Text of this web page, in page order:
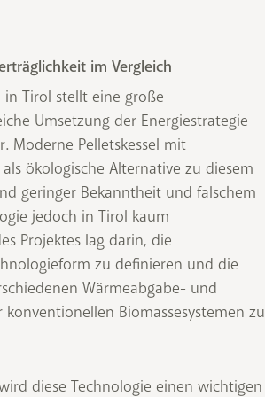
im Vergleich
Tirol stellt eine große
Umsetzung der Energiestrategie
Moderne Pelletskessel mit
ökologische Alternative zu diesem
geringer Bekanntheit und falschem
jedoch in Tirol kaum
Projektes lag darin, die
zu definieren und die
Wärmeabgabe- und
konventionellen Biomassesystemen zu
diese Technologie einen wichtigen